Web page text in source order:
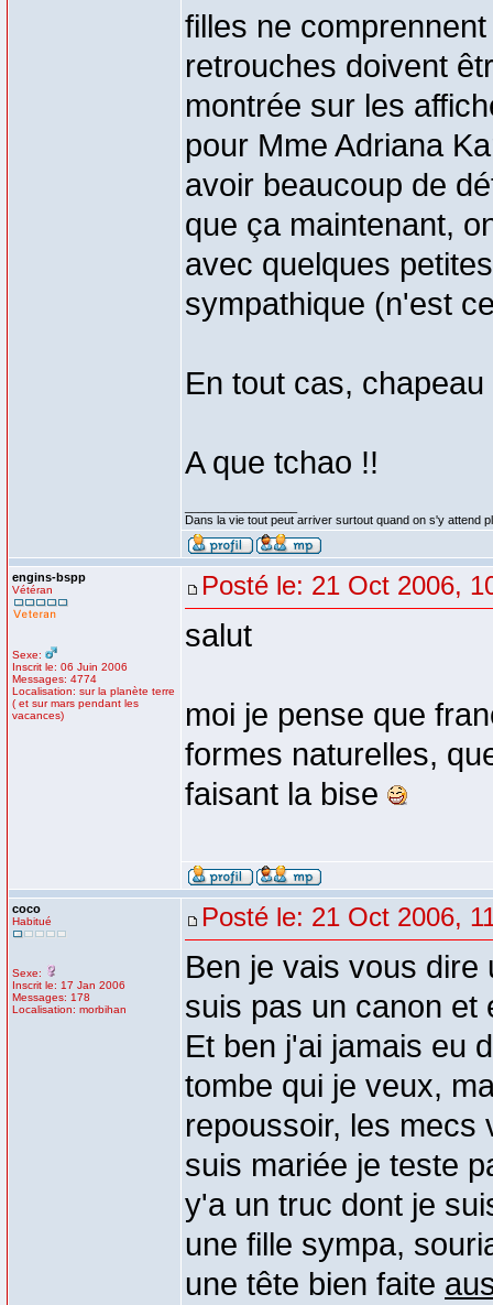
filles ne
retrouches doivent
montrée sur les
pour Mme Adriana
avoir beaucoup de
que ça maintenant,
avec quelques
sympathique (n'est
En tout cas, chapeau
A que tchao !!
Dans la vie tout peut arriver surtout quand on s'y attend
engins-bspp
Vétéran
Sexe:
Inscrit le: 06 Juin 2006
Messages: 4774
Localisation: sur la planète terre
( et sur mars pendant les
vacances)
Posté le: 21 Oct 2006,
salut
moi je pense que
formes naturelles,
faisant la bise
coco
Habitué
Sexe:
Inscrit le: 17 Jan 2006
Messages: 178
Localisation: morbihan
Posté le: 21 Oct 2006,
Ben je vais vous
suis pas un canon et
Et ben j'ai jamais eu
tombe qui je veux,
repoussoir, les mecs
suis mariée je teste
y'a un truc dont je
une fille sympa,
une tête bien faite